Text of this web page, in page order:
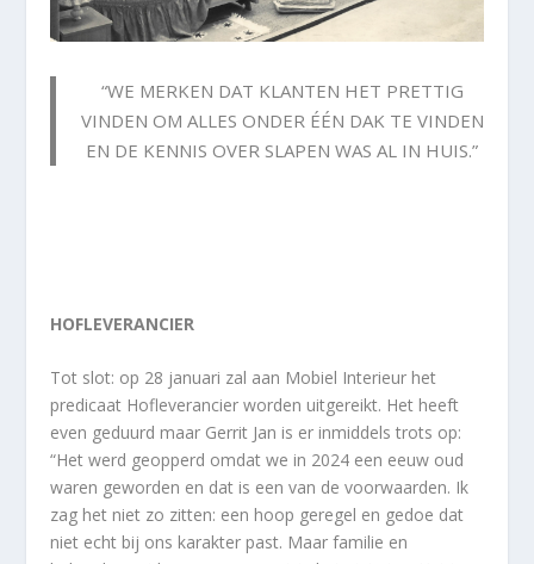
“WE MERKEN DAT KLANTEN HET PRETTIG
VINDEN OM ALLES ONDER ÉÉN DAK TE VINDEN
EN DE KENNIS OVER SLAPEN WAS AL IN HUIS.”
HOFLEVERANCIER
Tot slot: op 28 januari zal aan Mobiel Interieur het
predicaat Hofleverancier worden uitgereikt. Het heeft
even geduurd maar Gerrit Jan is er inmiddels trots op:
“Het werd geopperd omdat we in 2024 een eeuw oud
waren geworden en dat is een van de voorwaarden. Ik
zag het niet zo zitten: een hoop geregel en gedoe dat
niet echt bij ons karakter past. Maar familie en